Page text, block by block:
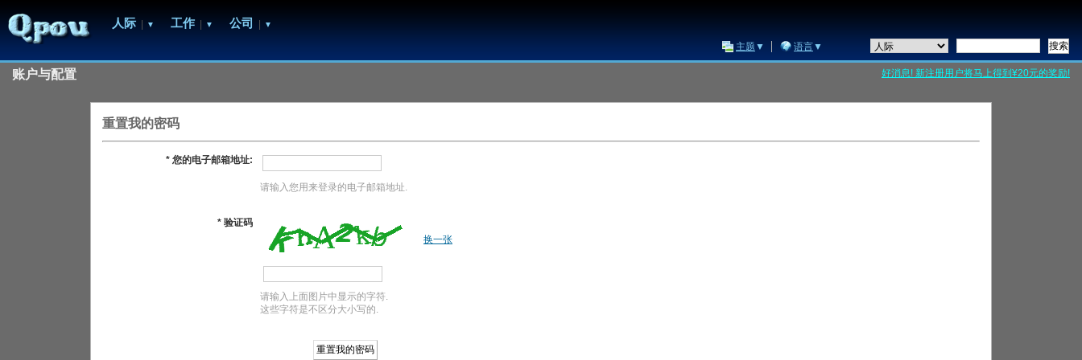
人际 ▼ 工作 ▼ 公司 ▼
主题 ▼ 语言▼
好消息! 新注册用户将马上得到¥20元的奖励!
账户与配置
重置我的密码
* 您的电子邮箱地址:
请输入您用来登录的电子邮箱地址.
* 验证码
换一张
请输入上面图片中显示的字符.
这些字符是不区分大小写的.